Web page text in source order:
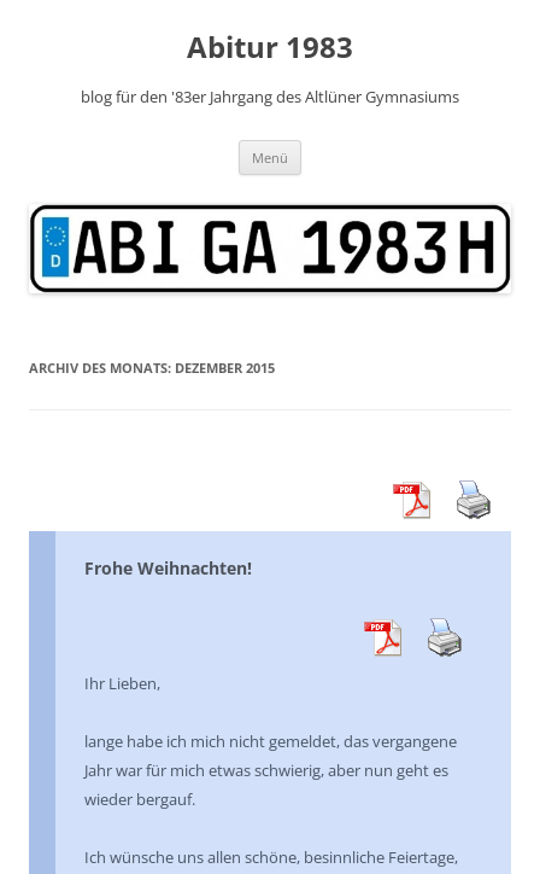
Abitur 1983
blog für den '83er Jahrgang des Altlüner Gymnasiums
Menü
ARCHIV DES MONATS: DEZEMBER 2015
Frohe Weihnachten!
Ihr Lieben,
lange habe ich mich nicht gemeldet, das vergangene
Jahr war für mich etwas schwierig, aber nun geht es
wieder bergauf.
Ich wünsche uns allen schöne, besinnliche Feiertage,